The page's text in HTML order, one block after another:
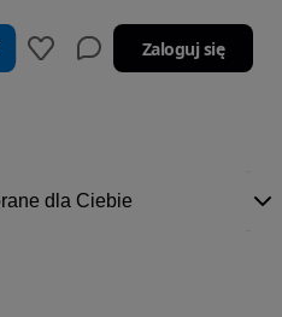
Zaloguj się